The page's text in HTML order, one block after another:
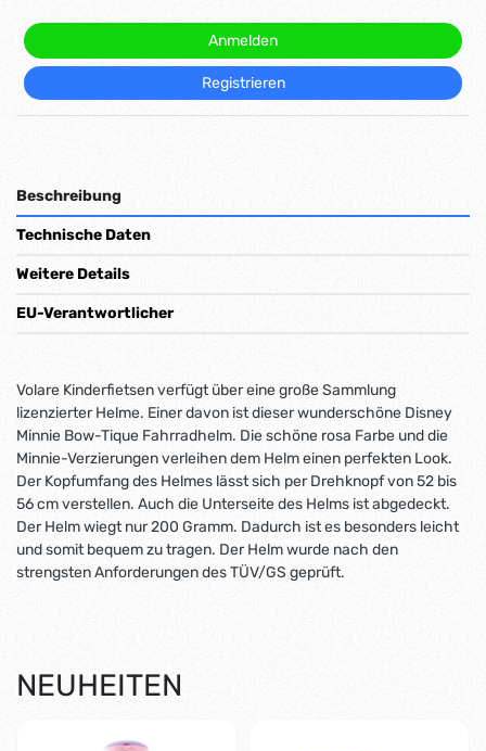
Anmelden
Registrieren
Beschreibung
Technische Daten
Weitere Details
EU-Verantwortlicher
Volare Kinderfietsen verfügt über eine große Sammlung
lizenzierter Helme. Einer davon ist dieser wunderschöne Disney
Minnie Bow-Tique Fahrradhelm. Die schöne rosa Farbe und die
Minnie-Verzierungen verleihen dem Helm einen perfekten Look.
Der Kopfumfang des Helmes lässt sich per Drehknopf von 52 bis
56 cm verstellen. Auch die Unterseite des Helms ist abgedeckt.
Der Helm wiegt nur 200 Gramm. Dadurch ist es besonders leicht
und somit bequem zu tragen. Der Helm wurde nach den
strengsten Anforderungen des TÜV/GS geprüft.
NEUHEITEN